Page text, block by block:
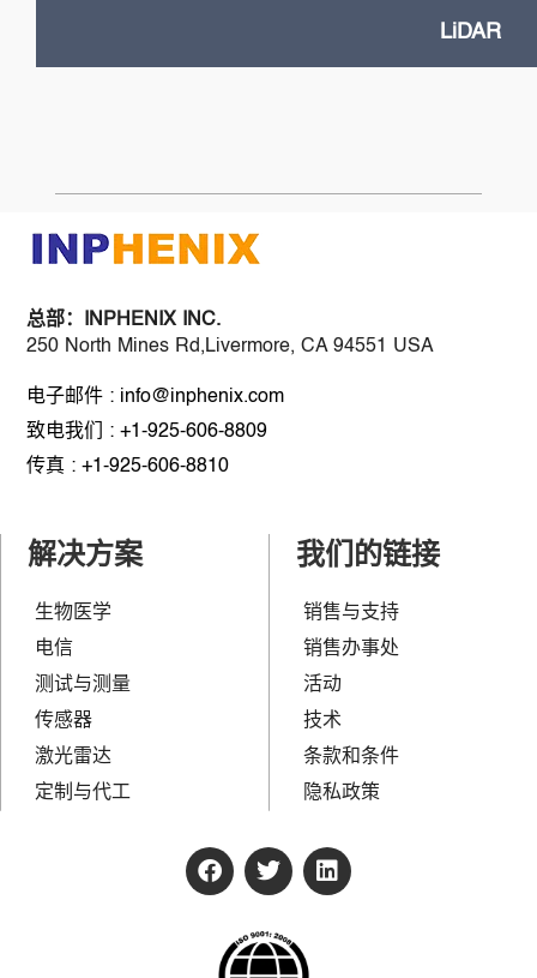
LiDAR
总部：
INPHENIX INC.
250 North Mines Rd,Livermore, CA 94551 USA
电子邮件 : info@inphenix.com
致电我们 : +1-925-606-8809
传真 : +1-925-606-8810
解决方案
生物医学
电信
测试与测量
传感器
激光雷达
定制与代工
我们的链接
销售与支持
销售办事处
活动
技术
条款和条件
隐私政策